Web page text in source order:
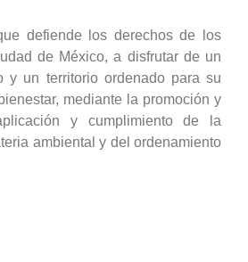
defiende los derechos de los
de México, a disfrutar de un
y un territorio ordenado para su
mediante la promoción y
y cumplimiento de la
ambiental y del ordenamiento